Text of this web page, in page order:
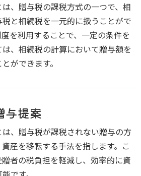
、贈与税の課税方式の一つで、相
と相続税を一元的に扱うことがで
を利用することで、一定の条件を
、相続税の計算において贈与額を
ができます。
与提案
、贈与税が課税されない贈与の方
産を移転する手法を指します。こ
者の税負担を軽減し、効率的に資